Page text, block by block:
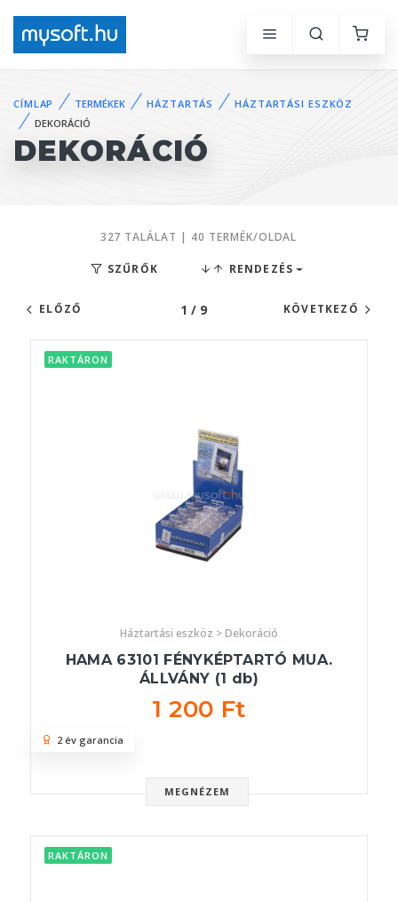
CÍMLAP TERMÉKEK HÁZTARTÁS
HÁZTARTÁSI ESZKÖZ
DEKORÁCIÓ
DEKORÁCIÓ
327 TALÁLAT | 40 TERMÉK/OLDAL
SZŰRŐK RENDEZÉS
ELŐZŐ 1 / 9 KÖVETKEZŐ
RAKTÁRON
Háztartási eszköz > Dekoráció
HAMA 63101 FÉNYKÉPTARTÓ MUA.
ÁLLVÁNY (1 db)
1 200 Ft
MEGNÉZEM
2 év garancia
RAKTÁRON